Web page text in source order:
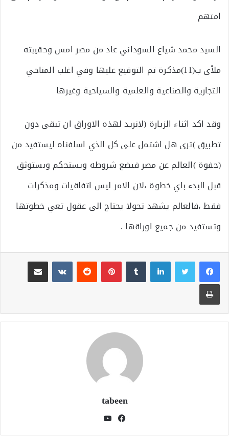
امتهم
السيد محمد شياع السوداني عاد من مصر امس وحقيبته
ملأى ب(11)مذكرة تم التوقيع عليها وفي اغلب المناحي
التجارية والصناعية والعلمية والسياحية وغيرها
وقد اكد اثناء الزيارة (لانريد لهذه الاوراق ان تبقى دون
تطبيق )ترى هل اشتمل على كل الذي اسلفناه ليستفيد من
(جفوة )العالم عن مصر فيضع شروطه ويستحكم وبستوثق
قبل البدء باي خطوة ،لان الامر ليس اتفاقيات ومذكرات
فقط ،فالعالم يشهد تحولا يحتاج الى عقول تعي خطوتها
وتستفيد من جميع اوراقها .
لينكدإن بينتيريست
مشاركة عبر البريد
طباعة
tabeen
فيسبوك